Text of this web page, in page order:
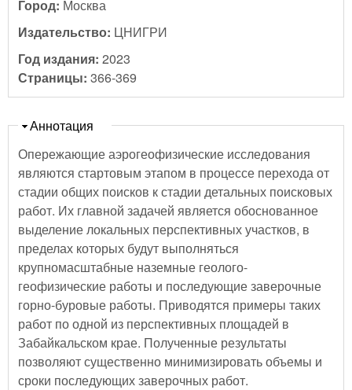
Город: Москва
Издательство: ЦНИГРИ
Год издания: 2023
Страницы: 366-369
Скрыть
Аннотация
Опережающие аэрогеофизические исследования
являются стартовым этапом в процессе перехода от
стадии общих поисков к стадии детальных поисковых
работ. Их главной задачей является обоснованное
выделение локальных перспективных участков, в
пределах которых будут выполняться
крупномасштабные наземные геолого-
геофизические работы и последующие заверочные
горно-буровые работы. Приводятся примеры таких
работ по одной из перспективных площадей в
Забайкальском крае. Полученные результаты
позволяют существенно минимизировать объемы и
сроки последующих заверочных работ.